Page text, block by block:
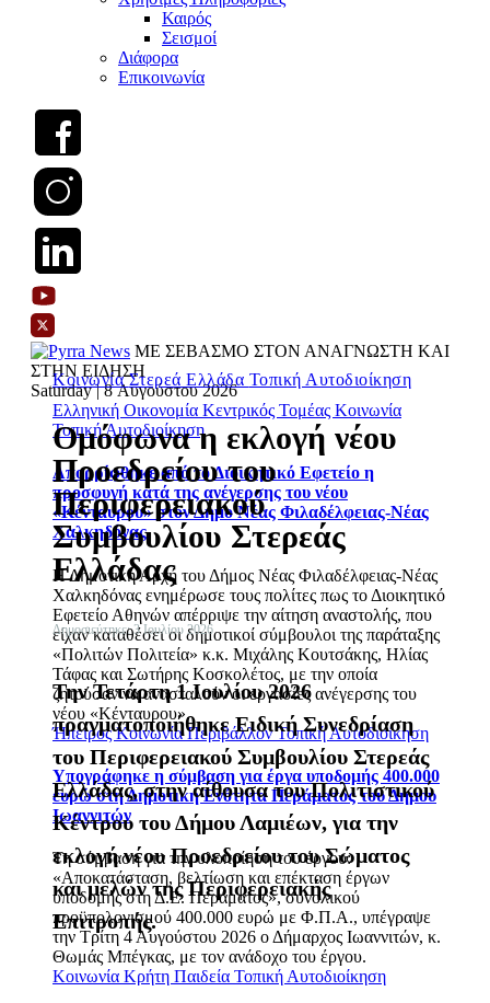
Καιρός
Σεισμοί
Διάφορα
Επικοινωνία
ΜΕ ΣΕΒΑΣΜΟ ΣΤΟΝ ΑΝΑΓΝΩΣΤΗ ΚΑΙ
ΣΤΗΝ ΕΙΔΗΣΗ
Saturday | 8 Αυγούστου 2026
Ελληνική Οικονομία Κεντρικός Τομέας Κοινωνία
Τοπική Αυτοδιοίκηση
Απορρίφθηκε από το Διοικητικό Εφετείο η
προσφυγή κατά της ανέγερσης του νέου
«Κένταυρου» στον Δήμο Νέας Φιλαδέλφειας-Νέας
Χαλκηδόνας
Η Δημοτική Αρχή του Δήμος Νέας Φιλαδέλφειας-Νέας
Χαλκηδόνας ενημέρωσε τους πολίτες πως το Διοικητικό
Εφετείο Αθηνών απέρριψε την αίτηση αναστολής, που
είχαν καταθέσει οι δημοτικοί σύμβουλοι της παράταξης
«Πολιτών Πολιτεία» κ.κ. Μιχάλης Κουτσάκης, Ηλίας
Τάφας και Σωτήρης Κοσκολέτος, με την οποία
ζητούσαν να ανασταλούν οι εργασίες ανέγερσης του
νέου «Κένταυρου».
ΉπειροςΚοινωνίαΠεριβάλλονΤοπική Αυτοδιοίκηση
Υπογράφηκε η σύμβαση για έργα υποδομής 400.000
ευρώ στη Δημοτική Ενότητα Περάματος του Δήμου
Ιωαννιτών
Τη σύμβαση για την υλοποίηση του έργου:
«Αποκατάσταση, βελτίωση και επέκταση έργων
υποδομής στη Δ.Ε. Περάματος», συνολικού
προϋπολογισμού 400.000 ευρώ με Φ.Π.Α., υπέγραψε
την Τρίτη 4 Αυγούστου 2026 ο Δήμαρχος Ιωαννιτών, κ.
Θωμάς Μπέγκας, με τον ανάδοχο του έργου.
Κοινωνία Κρήτη Παιδεία Τοπική Αυτοδιοίκηση
ΚοινωνίαΣτερεά Ελλάδα Τοπική Αυτοδιοίκηση
Ομόφωνα η εκλογή νέου
Προεδρείου του
Περιφερειακού
Συμβουλίου Στερεάς
Ελλάδας
Δημοσιεύτηκε: 3 Ιουλίου 2026
Την Τετάρτη 1 Ιουλίου 2026
πραγματοποιήθηκε Ειδική Συνεδρίαση
του Περιφερειακού Συμβουλίου Στερεάς
Ελλάδας, στην αίθουσα του Πολιτιστικού
Κέντρου του Δήμου Λαμιέων, για την
εκλογή νέου Προεδρείου του Σώματος
και μελών της Περιφερειακής
Επιτροπής.